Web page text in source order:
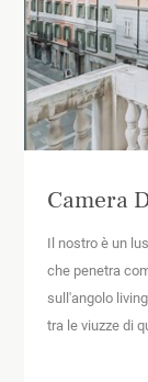
Camera
Il nostro è un
che penetra
sull'angolo
tra le viuzze di